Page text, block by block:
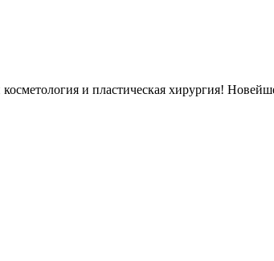
и пластическая хирургия!